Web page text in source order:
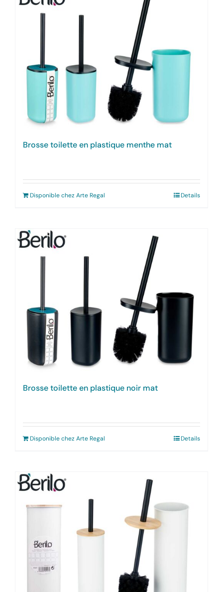
Brosse toilette en plastique menthe mat
Disponible chez Arte Regal Details
Brosse toilette en plastique noir mat
Disponible chez Arte Regal Details